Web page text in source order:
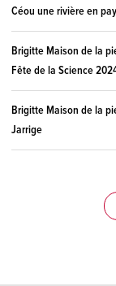
Céou une rivière en
Brigitte Maison de la
Fête de la Science
Brigitte Maison de la
Jarrige